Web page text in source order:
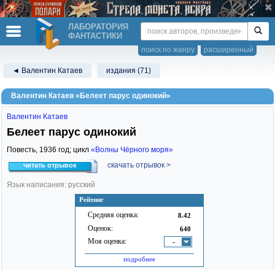
ЛАБОРАТОРИЯ
ФАНТАСТИКИ
расширенный
поиск по жанру
◄ Валентин Катаев издания (71)
Валентин Катаев «Белеет парус одинокий»
Рейтинг
Средняя оценка: 8.42
Оценок: 640
Моя оценка: -
подробнее
Валентин Катаев
Белеет парус одинокий
Повесть, 1936 год; цикл «Волны Чёрного моря»
читать отрывок скачать отрывок >
Язык написания: русский